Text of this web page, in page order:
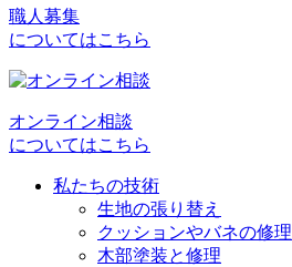
職人募集
についてはこちら
オンライン相談
についてはこちら
私たちの技術
生地の張り替え
クッションやバネの修理
木部塗装と修理